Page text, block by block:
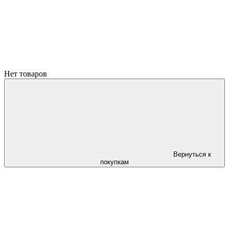
Нет товаров
Вернуться к
покупкам